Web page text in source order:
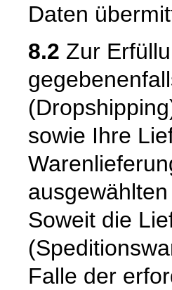
Daten
8.2 Zur
sowie Ihre
Soweit die
Falle der